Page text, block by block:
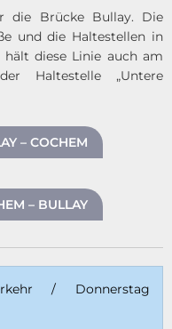
die Brücke Bullay. Die
und die Haltestellen in
diese Linie auch am
Haltestelle „Untere
– COCHEM
– BULLAY
/ Donnerstag